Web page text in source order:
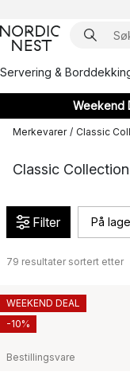
Servering &
Weekend
Merkevarer / Classic
Classic
Filter På
79 resultater sortert etter
Bestillingsvare
WEEKEND DEAL
-10%